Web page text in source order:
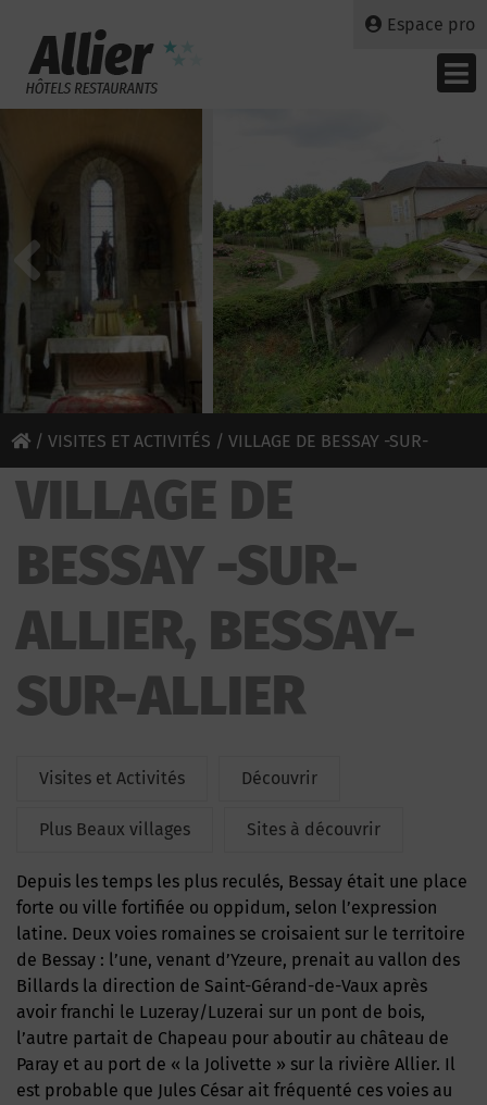
Espace pro
/ VISITES ET ACTIVITÉS / VILLAGE DE BESSAY -SUR-
ALLIER
VILLAGE DE
BESSAY -SUR-
ALLIER, BESSAY-
SUR-ALLIER
Visites et Activités Découvrir
Plus Beaux villages Sites à découvrir
Depuis les temps les plus reculés, Bessay était une place
forte ou ville fortifiée ou oppidum, selon l’expression
latine. Deux voies romaines se croisaient sur le territoire
de Bessay : l’une, venant d’Yzeure, prenait au vallon des
Billards la direction de Saint-Gérand-de-Vaux après
avoir franchi le Luzeray/Luzerai sur un pont de bois,
l’autre partait de Chapeau pour aboutir au château de
Paray et au port de « la Jolivette » sur la rivière Allier. Il
est probable que Jules César ait fréquenté ces voies au